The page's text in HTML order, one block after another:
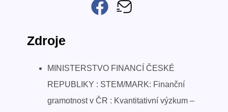
Zdroje
MINISTERSTVO FINANCÍ ČESKÉ
REPUBLIKY : STEM/MARK: Finanční
gramotnost v ČR : Kvantitativní výzkum –